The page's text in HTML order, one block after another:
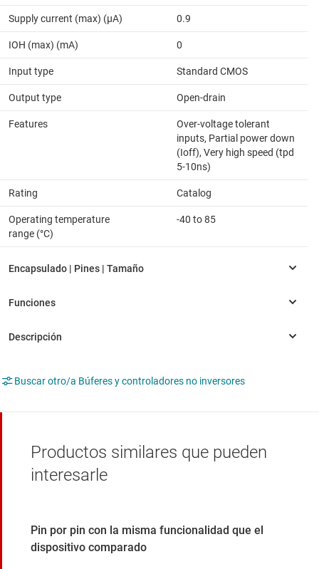
Supply current (max) (µA) 0.9
IOH (max) (mA) 0
Input type Standard CMOS
Output type Open-drain
Features
Over-voltage tolerant
inputs, Partial power down
(Ioff), Very high speed (tpd
5-10ns)
Rating Catalog
Operating temperature
range (°C)
-40 to 85
Buscar otro/a Búferes y controladores no inversores
Productos similares que pueden
interesarle
Pin por pin con la misma funcionalidad que el
dispositivo comparado